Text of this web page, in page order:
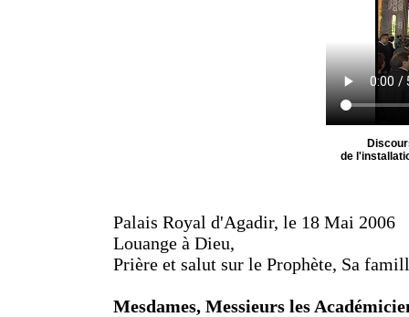
de
Palais Royal d'Agadir, le 18 Mai 2006
Louange à Dieu,
Prière et salut sur le Prophète, Sa
Mesdames, Messieurs les